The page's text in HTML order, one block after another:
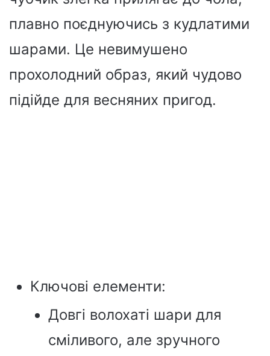
плавно поєднуючись з кудлатими
шарами. Це невимушено
прохолодний образ, який чудово
підійде для весняних пригод.
Ключові елементи:
Довгі волохаті шари для
сміливого, але зручного